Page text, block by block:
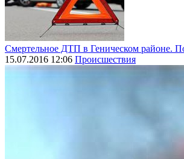
Смертельное ДТП в Геническом районе.
15.07.2016 12:06 Происшествия